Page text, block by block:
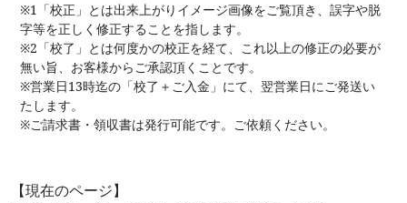
※1「校正」とは出来上がりイメージ画像をご覧頂き、誤字や脱
字等を正しく修正することを指します。
※2「校了」とは何度かの校正を経て、これ以上の修正の必要が
無い旨、お客様からご承認頂くことです。
※営業日13時迄の「校了＋ご入金」にて、翌営業日にご発送い
たします。
※ご請求書・領収書は発行可能です。ご依頼ください。
【現在のページ】